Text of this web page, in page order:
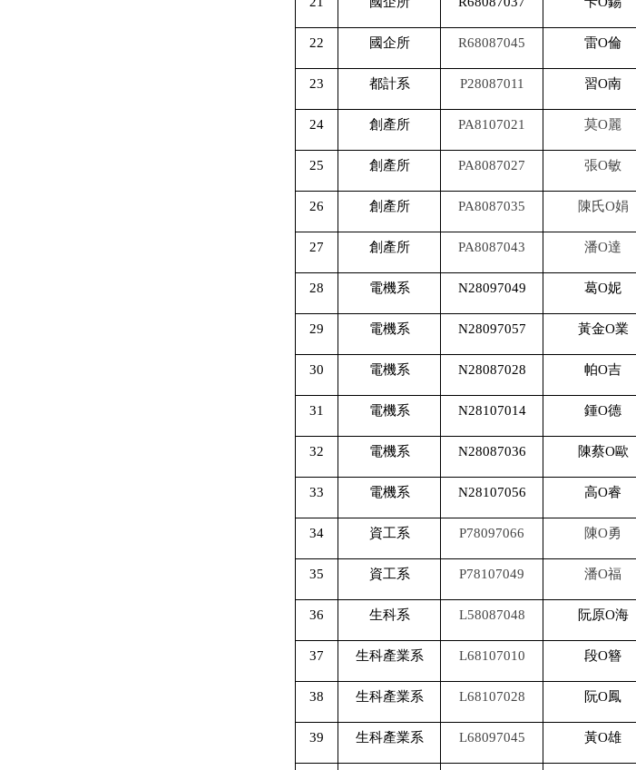
22 國企所 R68087045 雷O倫
23 都計系 P28087011 習O南
24 創產所 PA8107021 莫O麗
25 創產所 PA8087027 張O敏
26 創產所 PA8087035 陳氏O娟
27 創產所 PA8087043 潘O達
28 電機系 N28097049 葛O妮
29 電機系 N28097057 黃金O業
30 電機系 N28087028 帕O吉
31 電機系 N28107014 鍾O德
32 電機系 N28087036 陳蔡O歐
33 電機系 N28107056 高O睿
34 資工系 P78097066 陳O勇
35 資工系 P78107049 潘O福
36 生科系 L58087048 阮原O海
37 生科產業系 L68107010 段O簪
38 生科產業系 L68107028 阮O鳳
39 生科產業系 L68097045 黃O雄